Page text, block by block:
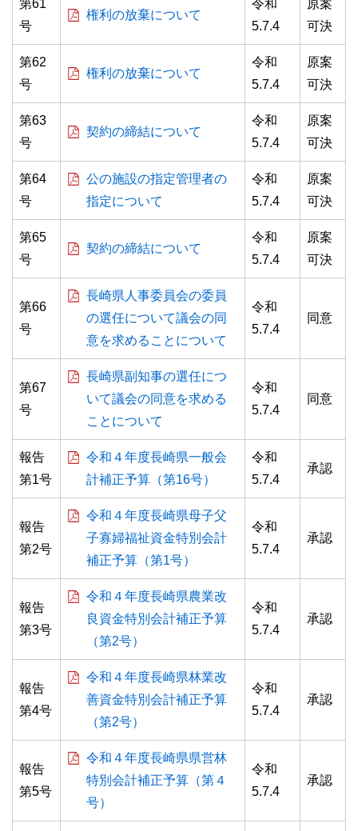
標準
黒
第61
号
権利の放棄について
令和
5.7.4
原案
可決
第62
号
権利の放棄について
令和
5.7.4
原案
可決
第63
号
契約の締結について
令和
5.7.4
原案
可決
第64
号
公の施設の指定管理者の
指定について
令和
5.7.4
原案
可決
第65
号
契約の締結について
令和
5.7.4
原案
可決
第66
号
長崎県人事委員会の委員
の選任について議会の同
意を求めることについて
令和
5.7.4
同意
第67
号
長崎県副知事の選任につ
いて議会の同意を求める
ことについて
令和
5.7.4
同意
報告
第1号
令和４年度長崎県一般会
計補正予算（第16号）
令和
5.7.4
承認
報告
第2号
令和４年度長崎県母子父
子寡婦福祉資金特別会計
補正予算（第1号）
令和
5.7.4
承認
報告
第3号
令和４年度長崎県農業改
良資金特別会計補正予算
（第2号）
令和
5.7.4
承認
報告
第4号
令和４年度長崎県林業改
善資金特別会計補正予算
（第2号）
令和
5.7.4
承認
報告
第5号
令和４年度長崎県県営林
特別会計補正予算（第４
号）
令和
5.7.4
承認